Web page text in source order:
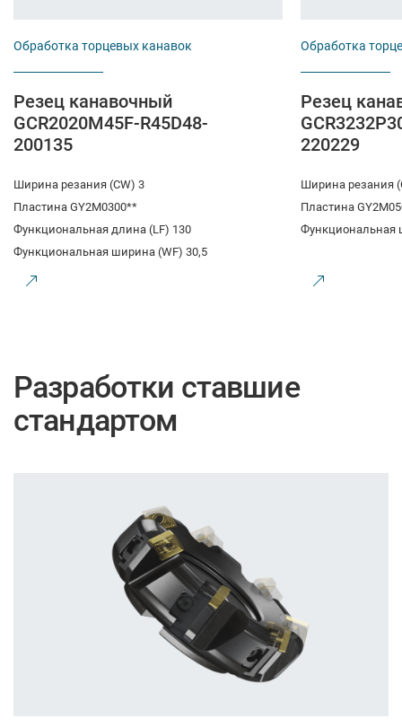
Обработка торцевых канавок
Резец канавочный
GCR2020M45F-R45D48-
200135
Ширина резания (CW) 3
Пластина GY2M0300**
Функциональная длина (LF) 130
Функциональная ширина (WF) 30,5
Обработка
Резец
220229
Ширина резания
Пластина
Функциональная
Разработки ставшие
стандартом